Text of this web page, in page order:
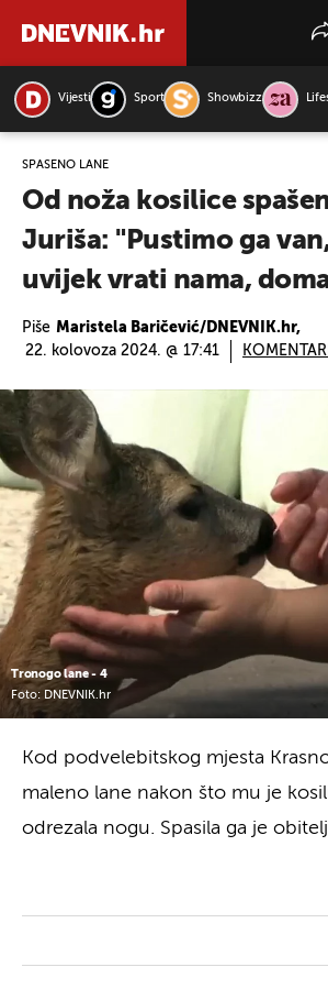
Vijesti Sport Showbizz
SPAŠENO LANE
Od noža kosilice
Juriša: "Pustimo ga
uvijek vrati nama,
Piše Maristela Baričević/DNEVNIK.hr,
22. kolovoza 2024. @ 17:41
KOMENTARI
Tronogo lane - 4
Foto: DNEVNIK.hr
Kod podvelebitskog mjesta
maleno lane nakon što mu je
odrezala nogu. Spasila ga je
PRETRAŽITE VIJESTI